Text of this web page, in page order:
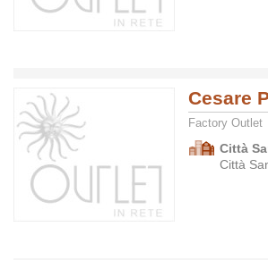
Cesare
Factory Outlet
Città
Città